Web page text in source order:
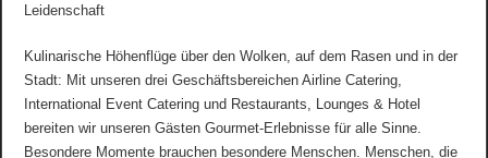
Leidenschaft
Kulinarische Höhenflüge über den Wolken, auf dem Rasen und in der
Stadt: Mit unseren drei Geschäftsbereichen Airline Catering,
International Event Catering und Restaurants, Lounges & Hotel
bereiten wir unseren Gästen Gourmet-Erlebnisse für alle Sinne.
Besondere Momente brauchen besondere Menschen. Menschen, die